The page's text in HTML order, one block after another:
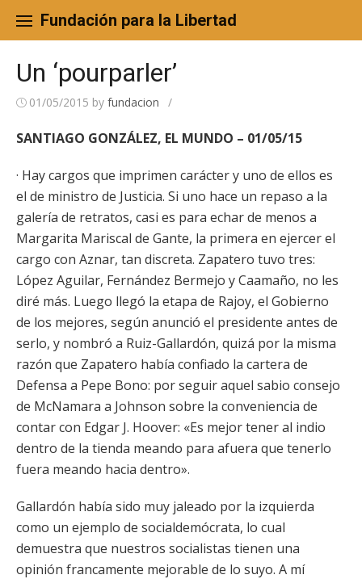
content
Fundación para la Libertad
Un ‘pourparler’
01/05/2015 by fundacion /
SANTIAGO GONZÁLEZ, EL MUNDO – 01/05/15
· Hay cargos que imprimen carácter y uno de ellos es
el de ministro de Justicia. Si uno hace un repaso a la
galería de retratos, casi es para echar de menos a
Margarita Mariscal de Gante, la primera en ejercer el
cargo con Aznar, tan discreta. Zapatero tuvo tres:
López Aguilar, Fernández Bermejo y Caamaño, no les
diré más. Luego llegó la etapa de Rajoy, el Gobierno
de los mejores, según anunció el presidente antes de
serlo, y nombró a Ruiz-Gallardón, quizá por la misma
razón que Zapatero había confiado la cartera de
Defensa a Pepe Bono: por seguir aquel sabio consejo
de McNamara a Johnson sobre la conveniencia de
contar con Edgar J. Hoover: «Es mejor tener al indio
dentro de la tienda meando para afuera que tenerlo
fuera meando hacia dentro».
Gallardón había sido muy jaleado por la izquierda
como un ejemplo de socialdemócrata, lo cual
demuestra que nuestros socialistas tienen una
opinión francamente mejorable de lo suyo. A mí